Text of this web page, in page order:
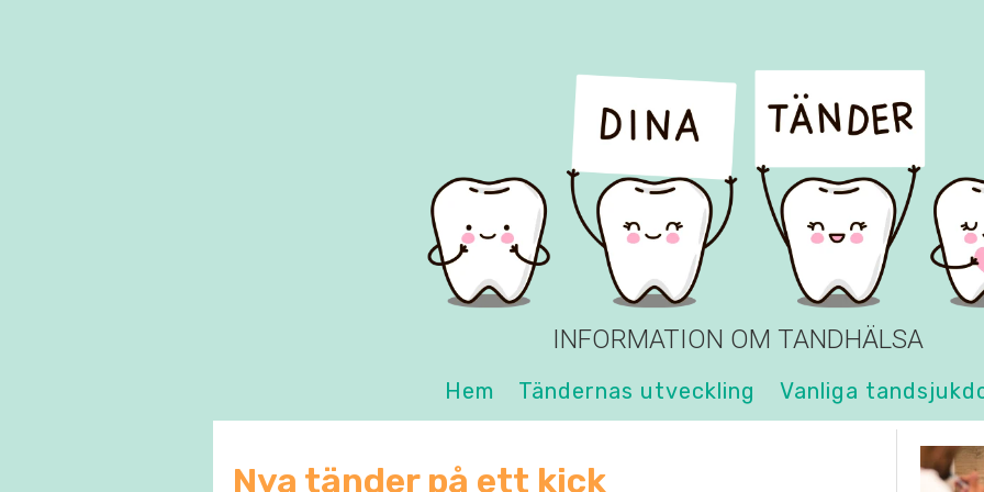
INFORMATION OM TANDHÄLSA
Hem Tändernas utveckling Vanliga
Nya tänder på ett kick